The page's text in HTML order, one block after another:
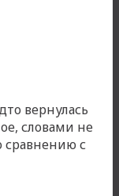
вернулась
словами не
сравнению с